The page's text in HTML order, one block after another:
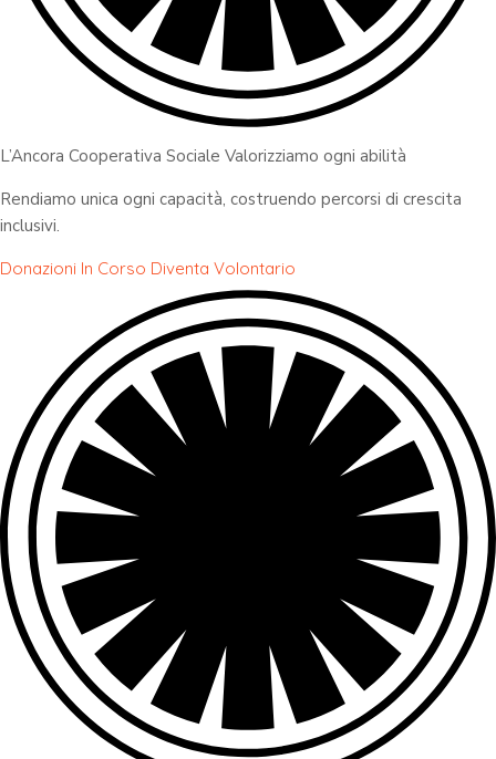
L’Ancora Cooperativa Sociale Valorizziamo ogni abilità
Rendiamo unica ogni capacità, costruendo percorsi di crescita
inclusivi.
Donazioni In Corso Diventa Volontario